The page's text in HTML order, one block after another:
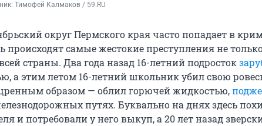
Тимофей Калмаков / 59.RU
округ Пермского края часто попадает в
происходят самые жестокие преступления не
страны. Два года назад 16-летний подросток
а этим летом 16-летний школьник убил свою
образом — облил горючей жидкостью,
путях. Буквально на днях здесь
и потребовали у него выкуп, а 20 лет назад